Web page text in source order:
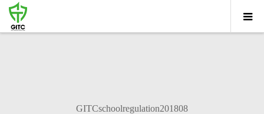
GITCschoolregulation201808